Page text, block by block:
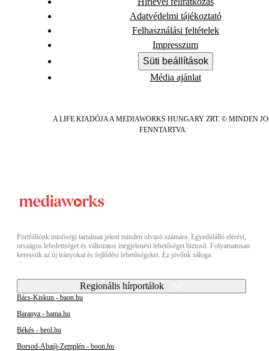
Adatvédelmi tájékoztató
Felhasználási feltételek
Impresszum
Süti beállítások
Média ajánlat
A LIFE KIADÓJA A MEDIAWORKS HUNGARY ZRT. © MINDEN
FENNTARTVA.
Portfóliónk minőségi tartalmat jelent minden olvasó számára. Egyedülálló elérést,
országos lefedettséget és változatos megjelenési lehetőséget biztosít. Folyamatosan
keressük az új irányokat és fejlődési lehetőségeket. Ez jövőnk záloga.
Regionális hírportálok
Bács-Kiskun - baon.hu
Baranya - bama.hu
Békés - beol.hu
Borsod-Abaúj-Zemplén - boon.hu